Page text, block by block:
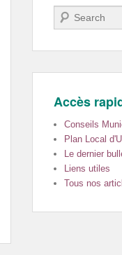
Recherche
Accès
Conseils
Plan Local
Le dernier
Liens utiles
Tous nos